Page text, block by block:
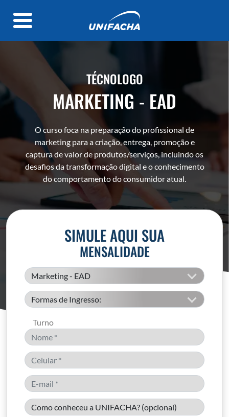
TÉCNOLOGO
MARKETING - EAD
O curso foca na preparação do profissional de
marketing para a criação, entrega, promoção e
captura de valor de produtos/serviços, incluindo os
desafios da transformação digital e o conhecimento
do comportamento do consumidor atual.
SIMULE AQUI SUA
MENSALIDADE
Turno